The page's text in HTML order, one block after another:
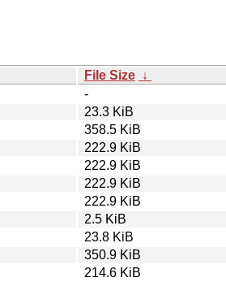
File Size ↓
-
23.3 KiB
358.5 KiB
222.9 KiB
222.9 KiB
222.9 KiB
222.9 KiB
2.5 KiB
23.8 KiB
350.9 KiB
214.6 KiB